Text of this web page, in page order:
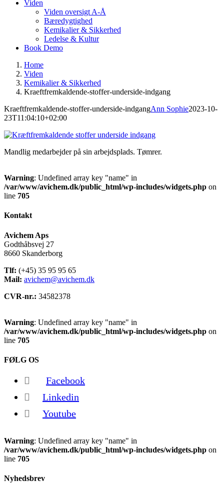
Viden
Viden oversigt A-Å
Bæredygtighed
Kemikalier & Sikkerhed
Ledelse & Kultur
Book Demo
Home
Viden
Kemikalier & Sikkerhed
Kraeftfremkaldende-stoffer-underside-indgang
Kraeftfremkaldende-stoffer-underside-indgangAnn Sophie2023-10-
23T11:04:10+02:00
Mandlig medarbejder på sin arbejdsplads. Tømrer.
Warning: Undefined array key "name" in
/var/www/avichem.dk/public_html/wp-includes/widgets.php on
line 705
Kontakt
Avichem Aps
Godthåbsvej 27
8660 Skanderborg
Tlf: (+45) 35 95 95 65
Mail: avichem@avichem.dk
CVR-nr.: 34582378
Warning: Undefined array key "name" in
/var/www/avichem.dk/public_html/wp-includes/widgets.php on
line 705
FØLG OS
Facebook
Linkedin
Youtube
Warning: Undefined array key "name" in
/var/www/avichem.dk/public_html/wp-includes/widgets.php on
line 705
Nyhedsbrev